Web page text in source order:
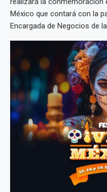
México que contará con la
Encargada de Negocios de